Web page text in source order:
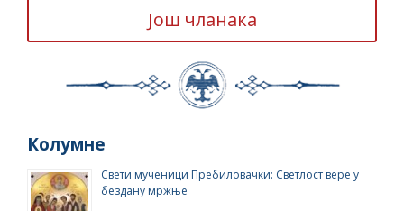
Још чланака
Колумне
Свети мученици Пребиловачки: Светлост вере у
бездану мржње